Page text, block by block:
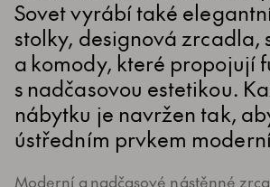
Sovet vyrábí také
stolky, designová zrcadla,
a komody, které propojují
s nadčasovou estetikou.
nábytku je navržen tak,
ústředním prvkem
Moderní a nadčasové nástěnné